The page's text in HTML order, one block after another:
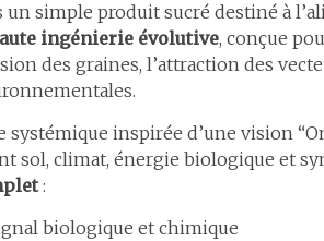
un simple produit sucré destiné à
ingénierie évolutive, conçue
des graines, l’attraction des
systémique inspirée d’une vision
sol, climat, énergie biologique et
:
biologique et chimique